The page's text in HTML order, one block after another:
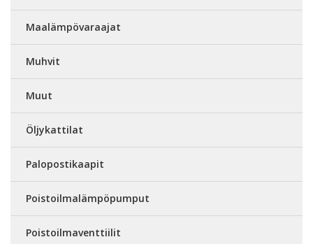
Maalämpövaraajat
Muhvit
Muut
Öljykattilat
Palopostikaapit
Poistoilmalämpöpumput
Poistoilmaventtiilit